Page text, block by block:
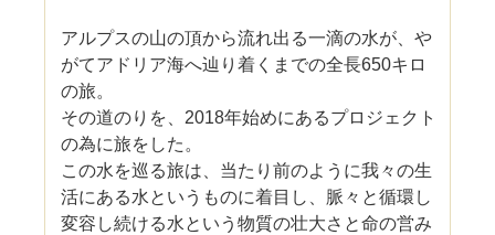
アルプスの山の頂から流れ出る一滴の水が、や
がてアドリア海へ辿り着くまでの全長650キロ
の旅。
その道のりを、2018年始めにあるプロジェクト
の為に旅をした。
この水を巡る旅は、当たり前のように我々の生
活にある水というものに着目し、脈々と循環し
変容し続ける水という物質の壮大さと命の営み